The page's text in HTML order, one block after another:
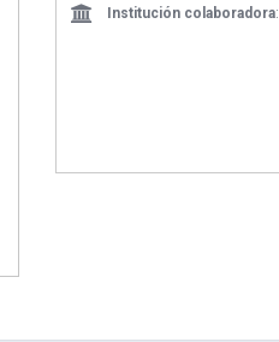
Institución colaboradora: